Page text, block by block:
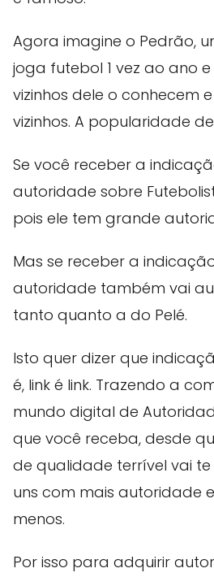
Agora imagine o Pedrão,
joga futebol 1 vez ao ano
vizinhos dele o conhecem
vizinhos. A popularidade
Se você receber a
autoridade sobre
pois ele tem grande
Mas se receber a
autoridade também vai
tanto quanto a do Pelé.
Isto quer dizer que
é, link é link. Trazendo a
mundo digital de
que você receba, desde
de qualidade terrível vai
uns com mais autoridade
menos.
Por isso para adquirir